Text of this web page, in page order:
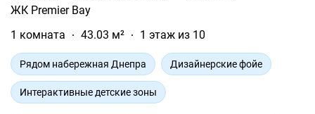
ЖК Premier Bay
1 комната
43.03 м² 1 этаж из 10
Рядом набережная Днепра Дизайнерские фойе
Интерактивные детские зоны